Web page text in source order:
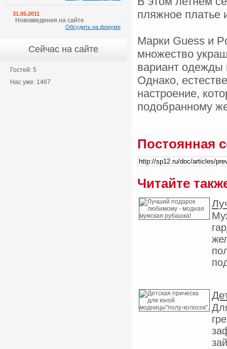
пляжное платье
Марки Guess и
множество
вариант одежды
Однако,
настроение,
подобранному
Постоянная
Читайте
31.05.2011
Нововведения на сайте
Обсудить на форуме
Сейчас на сайте
Гостей: 5
Нас уже: 1467